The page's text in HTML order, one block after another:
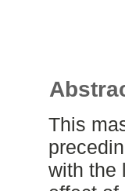
This
with the